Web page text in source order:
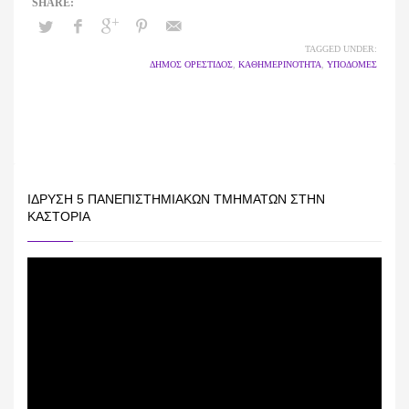
TAGGED UNDER:
ΔΗΜΟΣ ΟΡΕΣΤΙΔΟΣ, ΚΑΘΗΜΕΡΙΝΟΤΗΤΑ, ΥΠΟΔΟΜΕΣ
ΊΔΡΥΣΗ 5 ΠΑΝΕΠΙΣΤΗΜΙΑΚΏΝ ΤΜΗΜΆΤΩΝ ΣΤΗΝ
ΚΑΣΤΟΡΙΆ